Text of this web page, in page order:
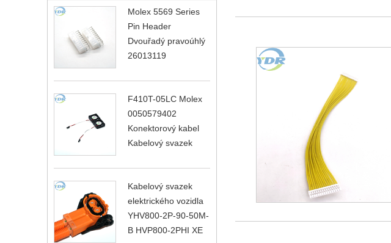
Molex 5569 Series
Pin Header
Dvouřadý pravoúhlý
26013119
F410T-05LC Molex
0050579402
Konektorový kabel
Kabelový svazek
Kabelový svazek
elektrického vozidla
YHV800-2P-90-50M-
B HVP800-2PHI XE